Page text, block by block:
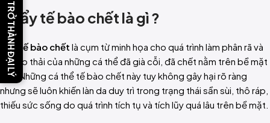
I. Tẩy tế bào chết là gì ?
Tẩy tế bào chết là cụm từ minh họa cho quá trình làm phân rã và
tự đào thải của những cá thể đã già cỗi, đã chết nằm trên bề mặt
nha. Những cá thể tế bào chết này tuy không gây hại rõ ràng
nhưng sẽ luôn khiến làn da duy trì trong trạng thái sần sùi, thô ráp,
thiếu sức sống do quá trình tích tụ và tích lũy quá lâu trên bề mặt.
TRỞ THÀNH ĐẠI LÝ